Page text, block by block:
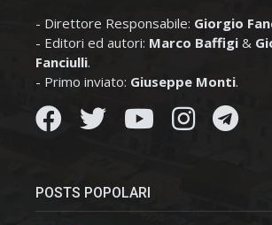
- Direttore Responsabile: Giorgio
- Editori ed autori: Marco Baffigi &
Fanciulli.
- Primo inviato: Giuseppe Monti.
POSTS POPOLARI